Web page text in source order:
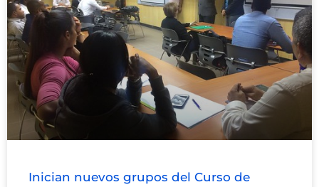
Inician nuevos grupos del Curso de